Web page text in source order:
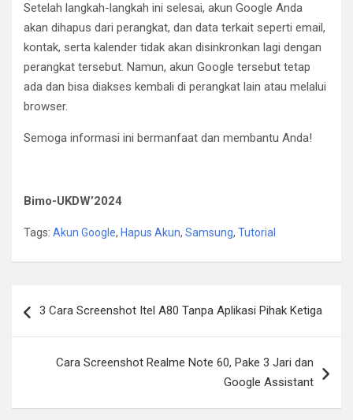
Setelah langkah-langkah ini selesai, akun Google Anda
akan dihapus dari perangkat, dan data terkait seperti email,
kontak, serta kalender tidak akan disinkronkan lagi dengan
perangkat tersebut. Namun, akun Google tersebut tetap
ada dan bisa diakses kembali di perangkat lain atau melalui
browser.
Semoga informasi ini bermanfaat dan membantu Anda!
Bimo-UKDW’2024
Tags: Akun Google, Hapus Akun, Samsung, Tutorial
navigation
3 Cara Screenshot Itel A80 Tanpa Aplikasi Pihak Ketiga
Cara Screenshot Realme Note 60, Pake 3 Jari dan
Google Assistant